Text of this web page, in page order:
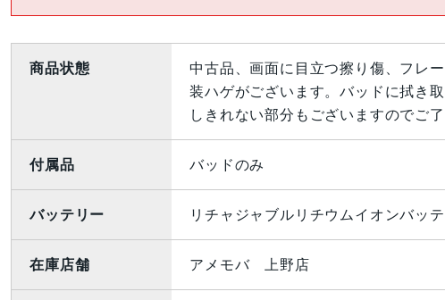
商品状態
中古品、画面に目立つ擦り傷、フレ
装ハゲがございます。バッドに拭き
しきれない部分もございますのでご了
付属品 バッドのみ
バッテリー リチャジャブルリチウムイオンバッ
在庫店舗 アメモバ 上野店